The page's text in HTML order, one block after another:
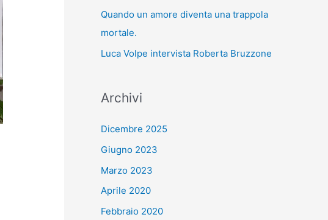
Quando un amore diventa una trappola
mortale.
Luca Volpe intervista Roberta Bruzzone
Archivi
Dicembre 2025
Giugno 2023
Marzo 2023
Aprile 2020
Febbraio 2020